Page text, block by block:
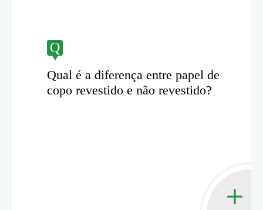
Q
Qual é a diferença entre papel de
copo revestido e não revestido?